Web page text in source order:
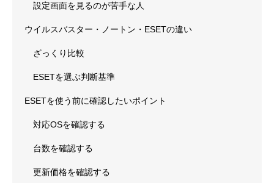
設定画面を見るのが苦手な人
ウイルスバスター・ノートン・ESETの違い
ざっくり比較
ESETを選ぶ判断基準
ESETを使う前に確認したいポイント
対応OSを確認する
台数を確認する
更新価格を確認する